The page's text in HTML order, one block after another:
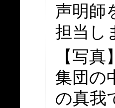
声明師
担当し
【写
集団の
の真我